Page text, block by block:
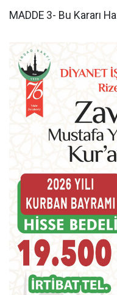
MADDE 3- Bu Kararı